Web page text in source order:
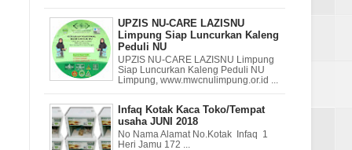
UPZIS NU-CARE LAZISNU
Limpung Siap Luncurkan Kaleng
Peduli NU
UPZIS NU-CARE LAZISNU Limpung
Siap Luncurkan Kaleng Peduli NU
Limpung, www.mwcnulimpung.or.id ...
Infaq Kotak Kaca Toko/Tempat
usaha JUNI 2018
No Nama Alamat No.Kotak Infaq 1
Heri Jamu 172 ...